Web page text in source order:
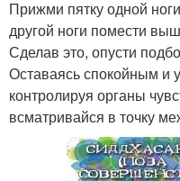
Прижми пятку одной
другой ноги помести
Сделав это, опусти
Оставаясь спокойным и
контролируя органы
всматривайся в точку